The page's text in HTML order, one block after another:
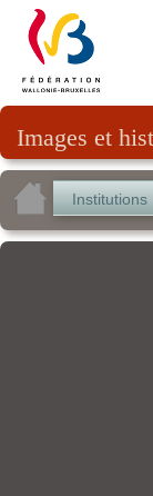
Images et
Institutions